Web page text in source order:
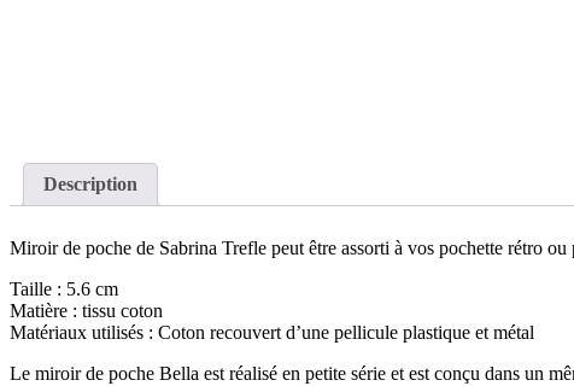
Description
Miroir de poche de Sabrina Trefle peut être assorti à vos pochette rétro
Taille : 5.6 cm
Matière : tissu coton
Matériaux utilisés : Coton recouvert d’une pellicule plastique et métal
Le miroir de poche Bella est réalisé en petite série et est conçu dans un